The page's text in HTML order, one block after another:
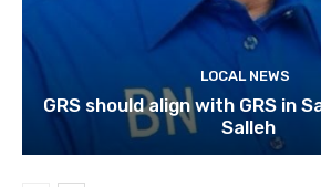
LOCAL NEWS
GRS should align with GRS in
Salleh